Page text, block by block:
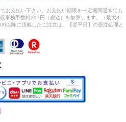
お支払い下さい。お支払い期限を一定期間過ぎても
事務手数料297円（税込）を加算します。（最大3
以降に頂戴したご注文は、【翌平日】の受注処理と